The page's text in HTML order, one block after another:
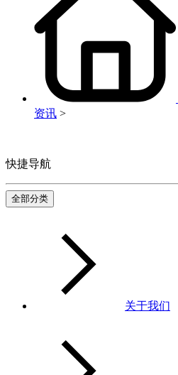
资讯 >
快捷导航
全部分类
关于我们